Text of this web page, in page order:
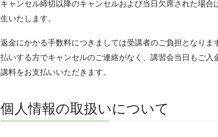
キャンセル締切以降のキャンセルおよび当日欠席された場
生いたします。
返金にかかる手数料につきましては受講者のご負担となりま
払いする方でキャンセルのご連絡がなく、講習会当日もご入
講料をお支払いいただきます。
個人情報の取扱いについて